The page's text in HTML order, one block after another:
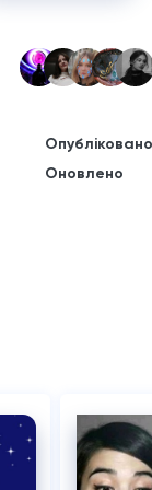
Оновлено